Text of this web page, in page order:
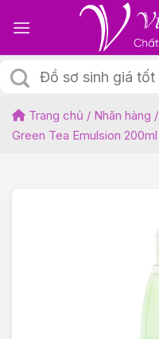
Tìm
kiếm:
Trang chủ / Nhãn hàng /
Green Tea Emulsion 200ml